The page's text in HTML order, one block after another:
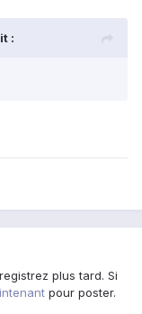
:
plus tard. Si
pour poster.